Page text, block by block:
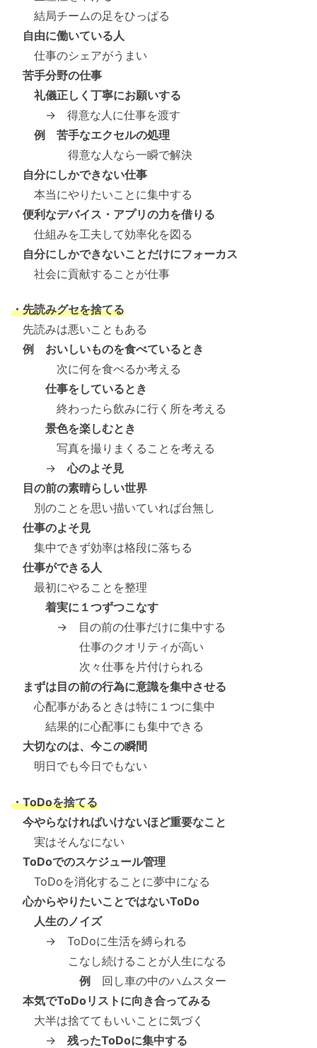
結局チームの足をひっぱる
自由に働いている人
仕事のシェアがうまい
苦手分野の仕事
礼儀正しく丁寧にお願いする
→ 得意な人に仕事を渡す
例 苦手なエクセルの処理
得意な人なら一瞬で解決
自分にしかできない仕事
本当にやりたいことに集中する
便利なデバイス・アプリの力を借りる
仕組みを工夫して効率化を図る
自分にしかできないことだけにフォーカス
社会に貢献することが仕事
・先読みグセを捨てる
先読みは悪いこともある
例 おいしいものを食べているとき
次に何を食べるか考える
仕事をしているとき
終わったら飲みに行く所を考える
景色を楽しむとき
写真を撮りまくることを考える
→心のよそ見
目の前の素晴らしい世界
別のことを思い描いていれば台無し
仕事のよそ見
集中できず効率は格段に落ちる
仕事ができる人
最初にやることを整理
着実に１つずつこなす
→ 目の前の仕事だけに集中する
仕事のクオリティが高い
次々仕事を片付けられる
まずは目の前の行為に意識を集中させる
心配事があるときは特に１つに集中
結果的に心配事にも集中できる
大切なのは、今この瞬間
明日でも今日でもない
・ToDoを捨てる
今やらなければいけないほど重要なこと
実はそんなにない
ToDoでのスケジュール管理
ToDoを消化することに夢中になる
心からやりたいことではないToDo
人生のノイズ
→ ToDoに生活を縛られる
こなし続けることが人生になる
例 回し車の中のハムスター
本気でToDoリストに向き合ってみる
大半は捨ててもいいことに気づく
→ 残ったToDoに集中する